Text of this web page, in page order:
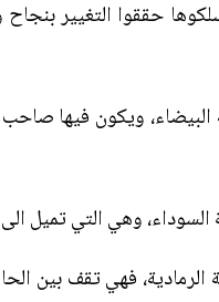
حققوا التغيير
البيضاء، ويكون فيها
السوداء، وهي التي
الرمادية، فهي تقف بين